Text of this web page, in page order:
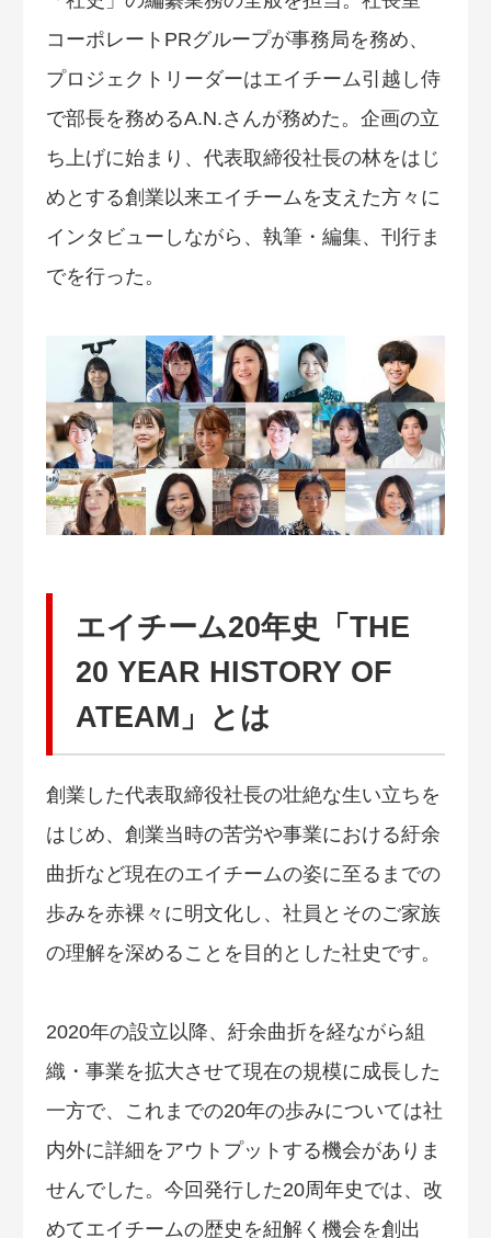
コーポレートPRグループが事務局を務め、
プロジェクトリーダーはエイチーム引越し侍
で部長を務めるA.N.さんが務めた。企画の立
ち上げに始まり、代表取締役社長の林をはじ
めとする創業以来エイチームを支えた方々に
インタビューしながら、執筆・編集、刊行ま
でを行った。
エイチーム20年史「THE
20 YEAR HISTORY OF
ATEAM」とは
創業した代表取締役社長の壮絶な生い立ちを
はじめ、創業当時の苦労や事業における紆余
曲折など現在のエイチームの姿に至るまでの
歩みを赤裸々に明文化し、社員とそのご家族
の理解を深めることを目的とした社史です。
2020年の設立以降、紆余曲折を経ながら組
織・事業を拡大させて現在の規模に成長した
一方で、これまでの20年の歩みについては社
内外に詳細をアウトプットする機会がありま
せんでした。今回発行した20周年史では、改
めてエイチームの歴史を紐解く機会を創出